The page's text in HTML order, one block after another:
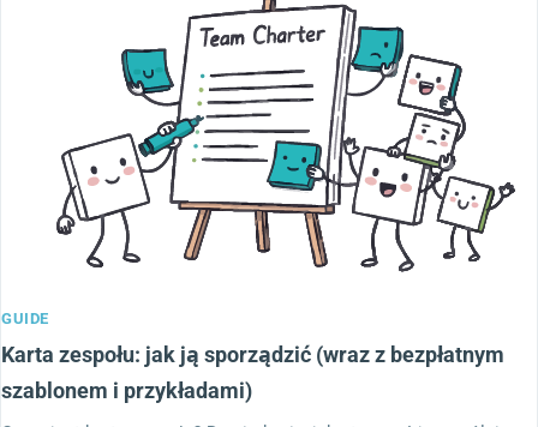
GUIDE
Karta zespołu: jak ją sporządzić (wraz z bezpłatnym
szablonem i przykładami)